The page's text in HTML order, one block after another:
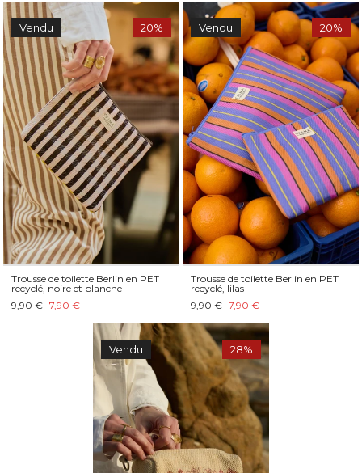
Vendu 20%
Trousse de toilette Berlin en PET
recyclé, noire et blanche
9,90 € 7,90 €
Vendu 20%
Trousse de toilette Berlin en PET
recyclé, lilas
9,90 € 7,90 €
Vendu 28%